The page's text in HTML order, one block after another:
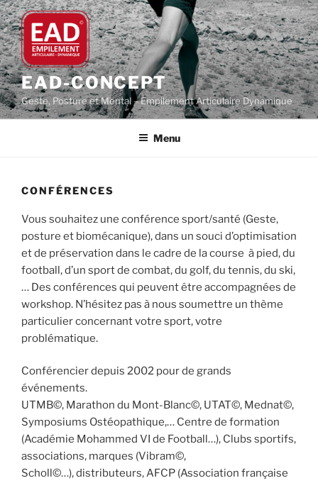
Aller
au
contenu
principal
EAD-CONCEPT
Geste, Posture et Mental – Empilement Articulaire Dynamique
Menu
CONFÉRENCES
Vous souhaitez une conférence sport/santé (Geste,
posture et biomécanique), dans un souci d’optimisation
et de préservation dans le cadre de la course à pied, du
football, d’un sport de combat, du golf, du tennis, du ski,
… Des conférences qui peuvent être accompagnées de
workshop. N’hésitez pas à nous soumettre un thème
particulier concernant votre sport, votre
problématique.
Conférencier depuis 2002 pour de grands
événements.
UTMB©, Marathon du Mont-Blanc©, UTAT©, Mednat©,
Symposiums Ostéopathique,… Centre de formation
(Académie Mohammed VI de Football…), Clubs sportifs,
associations, marques (Vibram©,
Scholl©…), distributeurs, AFCP (Association française